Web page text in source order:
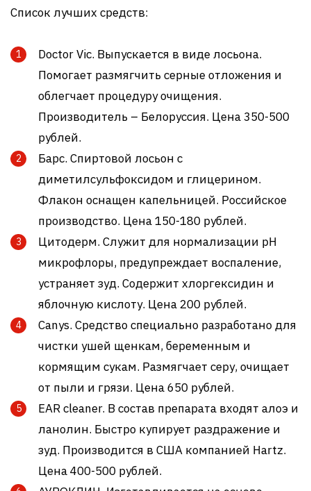
Список лучших средств:
Doctor Vic. Выпускается в виде лосьона.
Помогает размягчить серные отложения и
облегчает процедуру очищения.
Производитель – Белоруссия. Цена 350-500
рублей.
Барс. Спиртовой лосьон с
диметилсульфоксидом и глицерином.
Флакон оснащен капельницей. Российское
производство. Цена 150-180 рублей.
Цитодерм. Служит для нормализации pH
микрофлоры, предупреждает воспаление,
устраняет зуд. Содержит хлоргексидин и
яблочную кислоту. Цена 200 рублей.
Canys. Средство специально разработано для
чистки ушей щенкам, беременным и
кормящим сукам. Размягчает серу, очищает
от пыли и грязи. Цена 650 рублей.
EAR cleaner. В состав препарата входят алоэ и
ланолин. Быстро купирует раздражение и
зуд. Производится в США компанией Hartz.
Цена 400-500 рублей.